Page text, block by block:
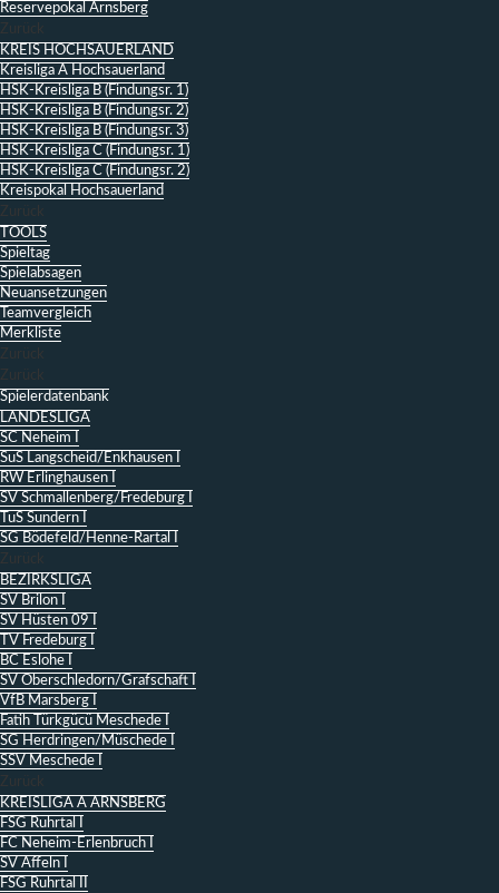
Reservepokal Arnsberg
Zurück
KREIS HOCHSAUERLAND
Kreisliga A Hochsauerland
HSK-Kreisliga B (Findungsr. 1)
HSK-Kreisliga B (Findungsr. 2)
HSK-Kreisliga B (Findungsr. 3)
HSK-Kreisliga C (Findungsr. 1)
HSK-Kreisliga C (Findungsr. 2)
Kreispokal Hochsauerland
Zurück
TOOLS
Spieltag
Spielabsagen
Neuansetzungen
Teamvergleich
Merkliste
Zurück
Zurück
Spielerdatenbank
LANDESLIGA
SC Neheim I
SuS Langscheid/Enkhausen I
RW Erlinghausen I
SV Schmallenberg/Fredeburg I
TuS Sundern I
SG Bödefeld/Henne-Rartal I
Zurück
BEZIRKSLIGA
SV Brilon I
SV Hüsten 09 I
TV Fredeburg I
BC Eslohe I
SV Oberschledorn/Grafschaft I
VfB Marsberg I
Fatih Türkgücü Meschede I
SG Herdringen/Müschede I
SSV Meschede I
Zurück
KREISLIGA A ARNSBERG
FSG Ruhrtal I
FC Neheim-Erlenbruch I
SV Affeln I
FSG Ruhrtal II